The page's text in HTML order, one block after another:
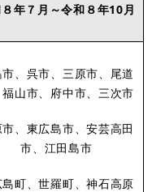
年７月～令和８年10月
市、呉市、三原市、尾道
山市、府中市、三次市
市、東広島市、安芸高田
市、江田島市
町、世羅町、神石高原